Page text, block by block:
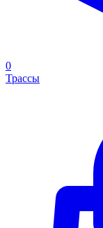
0
Трассы